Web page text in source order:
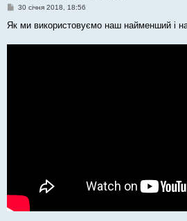
П
в
30 січня 2018, 18:56
Як ми використовуємо наш найменший і